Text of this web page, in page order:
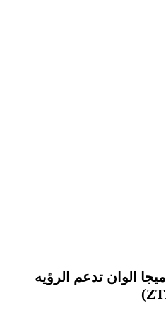
كاميرا IP داخلية بجوده ٢ ميجا الوان تدعم الرؤيه